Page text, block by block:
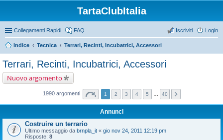
TartaClubItalia
Collegamenti Rapidi FAQ Login
Iscriviti
Indice Tecnica Terrari, Recinti, Incubatrici, Accessori
Terrari, Recinti, Incubatrici, Accessori
Nuovo argomento
1990 argomenti 1 2 3 4 5 40
Annunci
Costruire un terrario
Ultimo messaggio da brnpla_it « gio nov 24, 2011 12:19 pm
Risposte: 8